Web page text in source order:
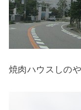
焼肉ハウスしの